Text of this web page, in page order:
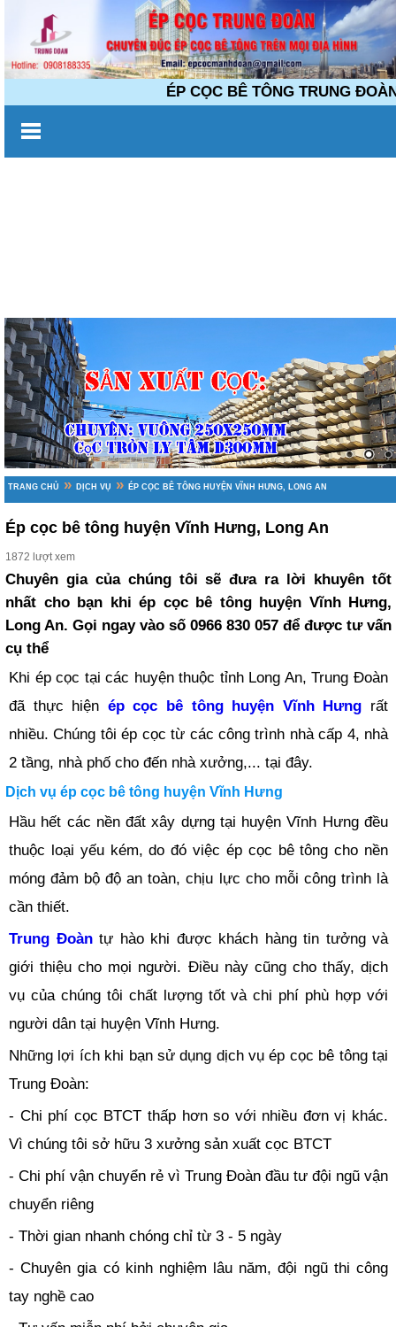
ÉP CỌC BÊ TÔNG TRUNG
TRANG CHỦ » DỊCH VỤ » ÉP CỌC BÊ TÔNG HUYỆN VĨNH HƯNG, LONG AN
Ép cọc bê tông huyện Vĩnh Hưng, Long An
1872 lượt xem
Chuyên gia của chúng tôi sẽ đưa ra lời khuyên tốt
nhất cho bạn khi ép cọc bê tông huyện Vĩnh Hưng,
Long An. Gọi ngay vào số 0966 830 057 để được tư vấn
cụ thể
Khi ép cọc tại các huyện thuộc tỉnh Long An, Trung Đoàn
đã thực hiện ép cọc bê tông huyện Vĩnh Hưng rất
nhiều. Chúng tôi ép cọc từ các công trình nhà cấp 4, nhà
2 tầng, nhà phố cho đến nhà xưởng,... tại đây.
Dịch vụ ép cọc bê tông huyện Vĩnh Hưng
Hầu hết các nền đất xây dựng tại huyện Vĩnh Hưng đều
thuộc loại yếu kém, do đó việc ép cọc bê tông cho nền
móng đảm bộ độ an toàn, chịu lực cho mỗi công trình là
cần thiết.
Trung Đoàntự hào khi được khách hàng tin tưởng và
giới thiệu cho mọi người. Điều này cũng cho thấy, dịch
vụ của chúng tôi chất lượng tốt và chi phí phù hợp với
người dân tại huyện Vĩnh Hưng.
Những lợi ích khi bạn sử dụng dịch vụ ép cọc bê tông tại
Trung Đoàn:
- Chi phí cọc BTCT thấp hơn so với nhiều đơn vị khác.
Vì chúng tôi sở hữu 3 xưởng sản xuất cọc BTCT
- Chi phí vận chuyển rẻ vì Trung Đoàn đầu tư đội ngũ vận
chuyển riêng
- Thời gian nhanh chóng chỉ từ 3 - 5 ngày
- Chuyên gia có kinh nghiệm lâu năm, đội ngũ thi công
tay nghề cao